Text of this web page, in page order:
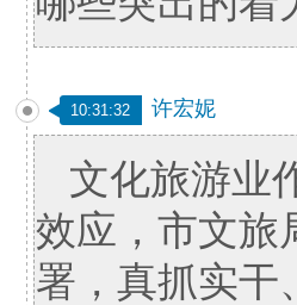
10:31:32 许宏妮
文化旅游业
效应，市文旅
署，真抓实干